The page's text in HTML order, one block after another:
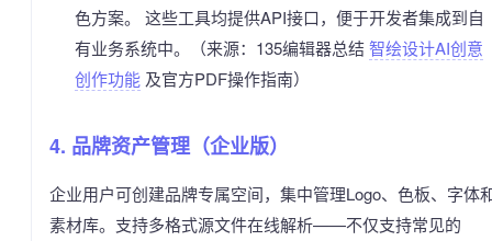
色方案。 这些工具均提供API接口，便于开发者集成到自
有业务系统中。（来源：135编辑器总结智绘设计AI创意
创作功能及官方PDF操作指南）
4. 品牌资产管理（企业版）
企业用户可创建品牌专属空间，集中管理Logo、色板、字体
素材库。支持多格式源文件在线解析——不仅支持常见的